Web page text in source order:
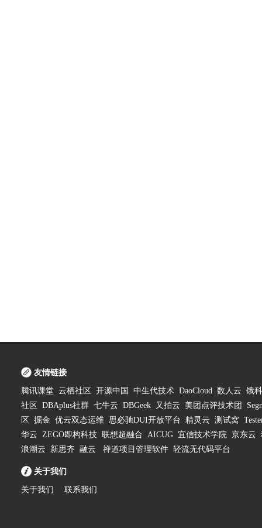
友情链接
腾讯课堂 云栖社区 开源中国 中生代技术 DaoCloud 数人云 饿
社区
DBAplus社群 七牛云 DBGeek 又拍云 美团点评技术团
区
掘金 优云双态运维 思必驰DUI开放平台 精灵云 测试窝
华云 ZEGO即构科技 联想超融合 AICUG 宜信技术学院 京东云
浪潮云
新思齐 融云 禅道项目管理软件 轻流无代码平台
关于我们
关于我们 联系我们